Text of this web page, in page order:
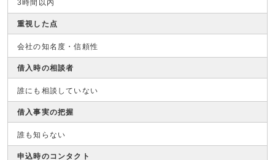
3時間以内
重視した点
会社の知名度・信頼性
借入時の相談者
誰にも相談していない
借入事実の把握
誰も知らない
申込時のコンタクト